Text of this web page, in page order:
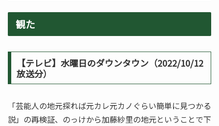
観た
【テレビ】水曜日のダウンタウン（2022/10/12
放送分）
「芸能人の地元探れば元カレ元カノぐらい簡単に見つかる
説」の再検証、のっけから加藤紗里の地元ということで下